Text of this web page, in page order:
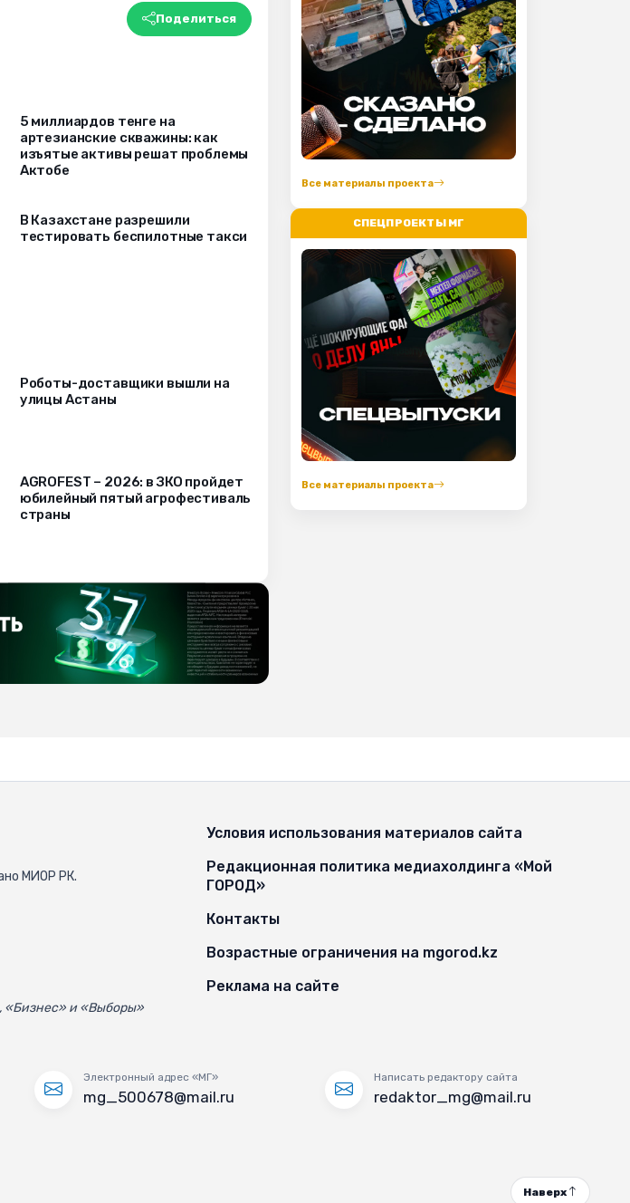
Поделиться
5 миллиардов тенге на
артезианские скважины: как
изъятые активы решат проблемы
Актобе
В Казахстане разрешили
тестировать беспилотные такси
Роботы-доставщики вышли на
улицы Астаны
AGROFEST – 2026: в ЗКО пройдет
юбилейный пятый агрофестиваль
страны
Все материалы проекта
СПЕЦПРОЕКТЫ МГ
Все материалы проекта
МИОР РК.
«Бизнес» и «Выборы»
Условия использования материалов сайта
Редакционная политика медиахолдинга «Мой
ГОРОД»
Контакты
Возрастные ограничения на mgorod.kz
Реклама на сайте
Электронный адрес «МГ»
mg_500678@mail.ru
Написать редактору сайта
redaktor_mg@mail.ru
Наверх